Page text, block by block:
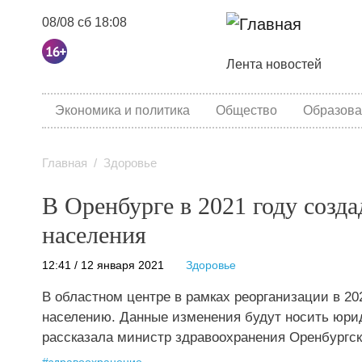
08/08 сб 18:08
Основная
Лента новостей
category menu
Экономика и политика Общество
Главная Здоровье
В Оренбурге в 2021 году
населения
12:41 / 12 января 2021 Здоровье
В областном центре в рамках реорганизации в
населению. Данные изменения будут носить
рассказала министр здравоохранения